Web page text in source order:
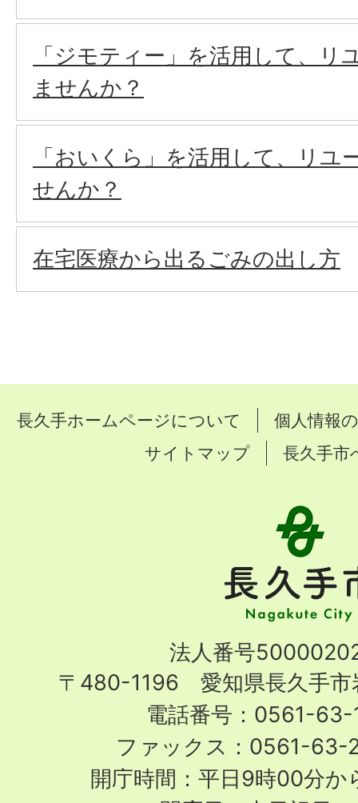
「ジモティー」を活用して、リ
ませんか？
「おいくら」を活用して、リユ
せんか？
在宅医療から出るごみの出し方
長久手ホームページについて
個人情報
サイトマップ
長久手市
手
市
City
法人番号
〒480-1196 愛知県長久手市
電話番号：0561-63-
ファックス：0561-63-
開庁時間：平日9時00分か